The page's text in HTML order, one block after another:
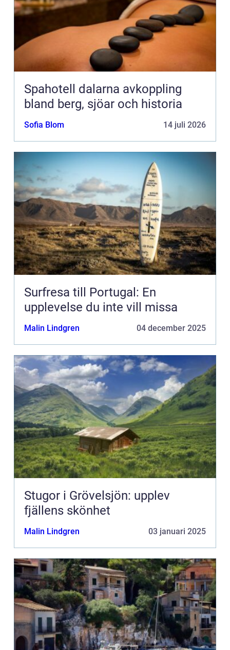
Spahotell dalarna avkoppling
bland berg, sjöar och historia
Sofia Blom 14 juli 2026
Surfresa till Portugal: En
upplevelse du inte vill missa
Malin Lindgren 04 december 2025
Stugor i Grövelsjön: upplev
fjällens skönhet
Malin Lindgren 03 januari 2025